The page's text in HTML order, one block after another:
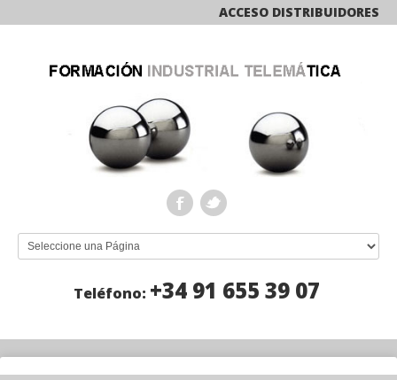
ACCESO DISTRIBUIDORES
Teléfono: +34 91 655 39 07